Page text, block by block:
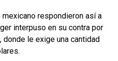
respondieron así a
interpuso en su contra por
le exige una cantidad